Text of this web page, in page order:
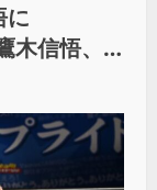
に
信悟、